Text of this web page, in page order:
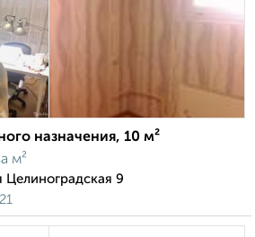
назначения, 10 м²
м²
9